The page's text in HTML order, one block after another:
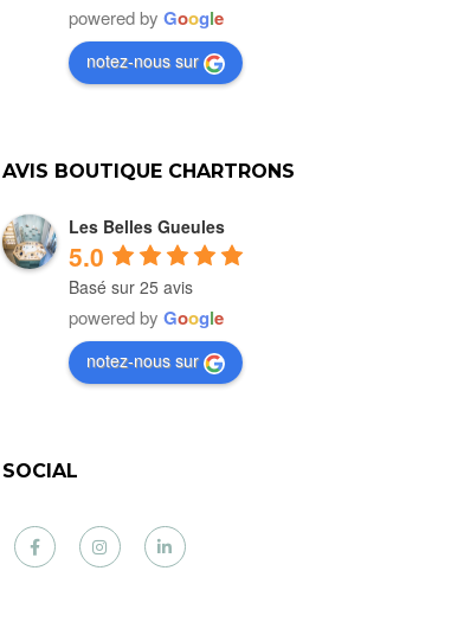
powered by Google
notez-nous sur
AVIS BOUTIQUE CHARTRONS
Les Belles Gueules
5.0
Basé sur 25 avis
powered by Google
notez-nous sur
SOCIAL
Facebook Instagram LinkedIn